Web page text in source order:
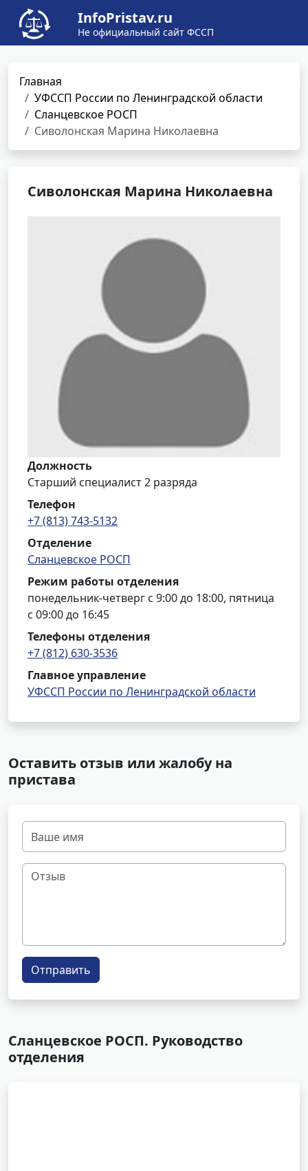
InfoPristav.ru
Не официальный сайт ФССП
Главная
УФССП России по Ленинградской области
Сланцевское РОСП
Сиволонская Марина Николаевна
Сиволонская Марина Николаевна
Должность
Старший специалист 2 разряда
Телефон
+7 (813) 743-5132
Отделение
Сланцевское РОСП
Режим работы отделения
понедельник-четверг с 9:00 до 18:00, пятница
с 09:00 до 16:45
Телефоны отделения
+7 (812) 630-3536
Главное управление
УФССП России по Ленинградской области
Оставить отзыв или жалобу на
пристава
Отправить
Сланцевское РОСП. Руководство
отделения